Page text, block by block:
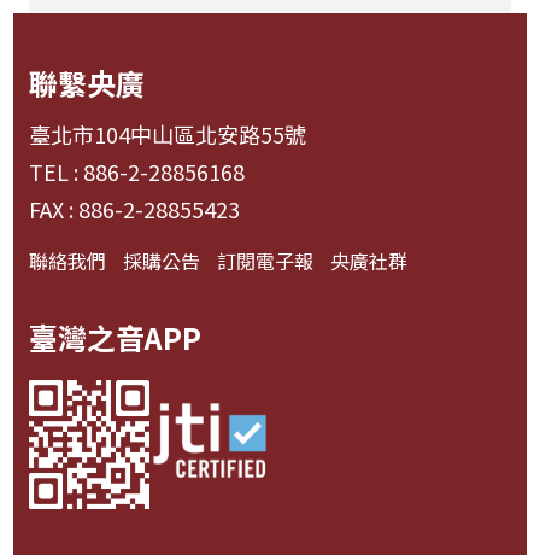
聯繫央廣
臺北市104中山區北安路55號
TEL : 886-2-28856168
FAX : 886-2-28855423
聯絡我們 採購公告 訂閱電子報 央廣社群
臺灣之音APP